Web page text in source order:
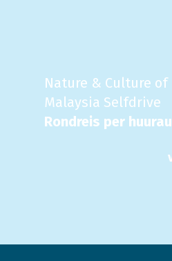
Nature & Culture of
Malaysia Selfdrive
Rondreis per